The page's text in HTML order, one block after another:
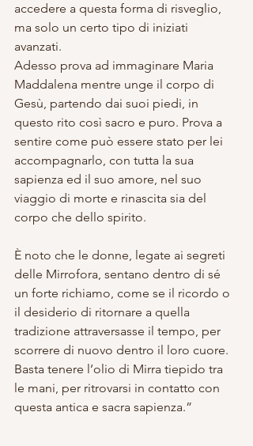
accedere a questa forma di risveglio,
ma solo un certo tipo di iniziati
avanzati.
Adesso prova ad immaginare Maria
Maddalena mentre unge il corpo di
Gesù, partendo dai suoi piedi, in
questo rito così sacro e puro. Prova a
sentire come può essere stato per lei
accompagnarlo, con tutta la sua
sapienza ed il suo amore, nel suo
viaggio di morte e rinascita sia del
corpo che dello spirito.
È noto che le donne, legate ai segreti
delle Mirrofora, sentano dentro di sé
un forte richiamo, come se il ricordo o
il desiderio di ritornare a quella
tradizione attraversasse il tempo, per
scorrere di nuovo dentro il loro cuore.
Basta tenere l’olio di Mirra tiepido tra
le mani, per ritrovarsi in contatto con
questa antica e sacra sapienza.”